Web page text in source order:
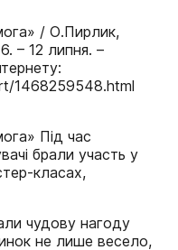
/ О.Пирлик,
– 12 липня. –
1468259548.html
Під час
брали участь у
класах,
чудову нагоду
не лише весело,